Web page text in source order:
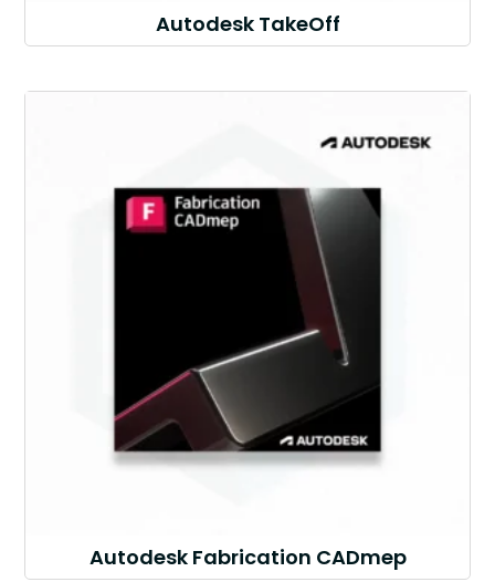
Autodesk TakeOff
Autodesk Fabrication CADmep